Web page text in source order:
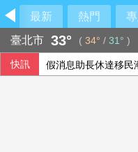
最新 熱門
臺北市 33° ( 34° / 31° )
快訊 假消息助長休達移